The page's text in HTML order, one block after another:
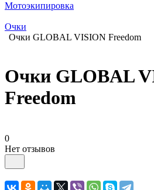
Мотоэкипировка
Очки
Очки GLOBAL VISION Freedom
Очки GLOBAL
Freedom
0
Нет отзывов